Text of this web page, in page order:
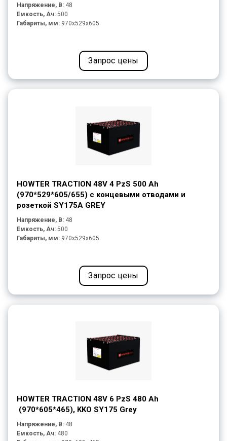
Напряжение, В: 48
Емкость, Ач: 500
Габариты, мм: 970x529x605
Запрос цены
HOWTER TRACTION 48V 4 PzS 500 Ah
(970*529*605/655) с концевыми отводами и
розеткой SY175A GREY
Напряжение, В: 48
Емкость, Ач: 500
Габариты, мм: 970x529x605
Запрос цены
HOWTER TRACTION 48V 6 PzS 480 Ah
(970*605*465), KKO SY175 Grey
Напряжение, В: 48
Емкость, Ач: 480